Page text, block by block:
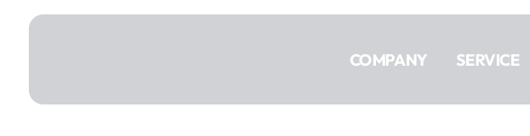
건너뛰기
COMPANY SERVICE